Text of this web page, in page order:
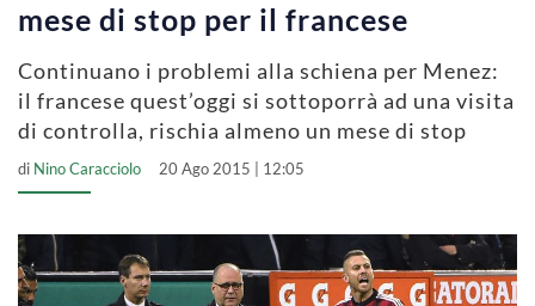
mese di stop per il francese
Continuano i problemi alla schiena per Menez:
il francese quest’oggi si sottoporrà ad una visita
di controlla, rischia almeno un mese di stop
di Nino Caracciolo 20 Ago 2015 | 12:05